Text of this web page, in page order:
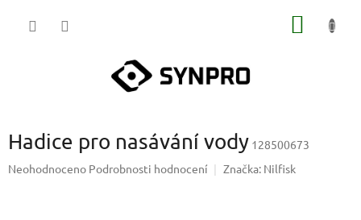
Hadice pro nasávání vody 128500673
Průměrné
Neohodnoceno Podrobnosti hodnocení Značka: Nilfisk